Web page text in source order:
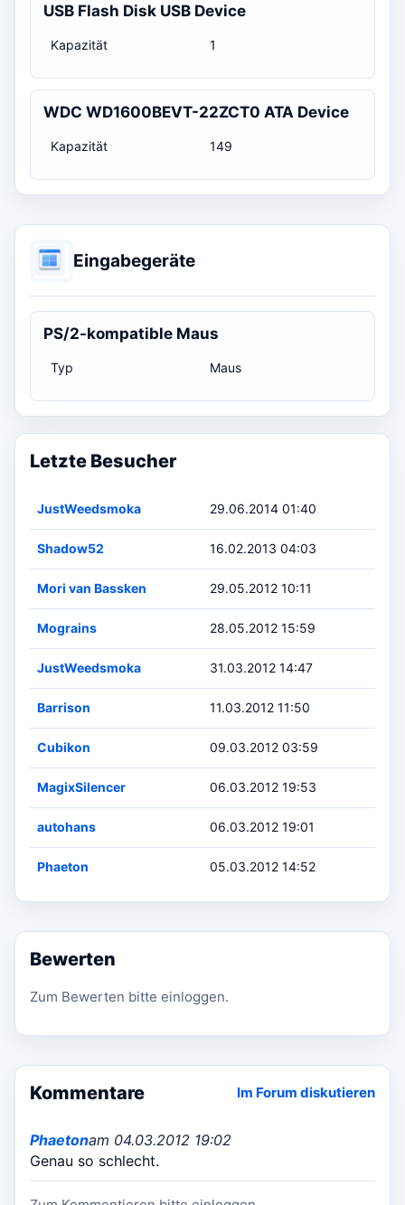
USB Flash Disk USB Device
Kapazität 1
WDC WD1600BEVT-22ZCT0 ATA Device
Kapazität 149
Eingabegeräte
PS/2-kompatible Maus
Typ Maus
Letzte Besucher
JustWeedsmoka 29.06.2014 01:40
Shadow52 16.02.2013 04:03
Mori van Bassken 29.05.2012 10:11
Mograins 28.05.2012 15:59
JustWeedsmoka 31.03.2012 14:47
Barrison 11.03.2012 11:50
Cubikon 09.03.2012 03:59
MagixSilencer 06.03.2012 19:53
autohans 06.03.2012 19:01
Phaeton 05.03.2012 14:52
Bewerten
Zum Bewerten bitte einloggen.
Kommentare Im Forum diskutieren
Phaetonam 04.03.2012 19:02
Genau so schlecht.